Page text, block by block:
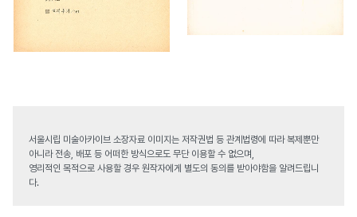
서울시립 미술아카이브 소장자료 이미지는 저작권법 등 관계법령에 따라 복제뿐만
아니라 전송, 배포 등 어떠한 방식으로도 무단 이용할 수 없으며,
영리적인 목적으로 사용할 경우 원작자에게 별도의 동의를 받아야함을 알려드립니
다.